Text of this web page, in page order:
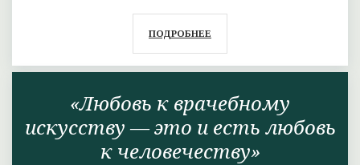
ПОДРОБНЕЕ
«Любовь к врачебному
искусству — это и есть любовь
к человечеству»